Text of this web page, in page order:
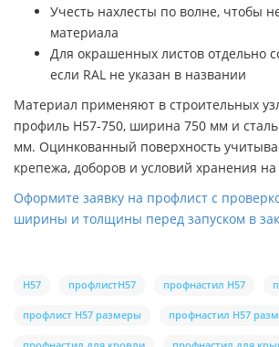
Учесть нахлесты по волне, чтобы
материала
Для окрашенных листов отдельно
если RAL не указан в названии
Материал применяют в строительных
профиль H57-750, ширина 750 мм и
мм. Оцинкованный поверхность
крепежа, доборов и условий хранения
Оформите заявку на профлист с
ширины и толщины перед запуском в
H57 профлистH57 профнастил H57
профлист H57 размеры профнастил H57